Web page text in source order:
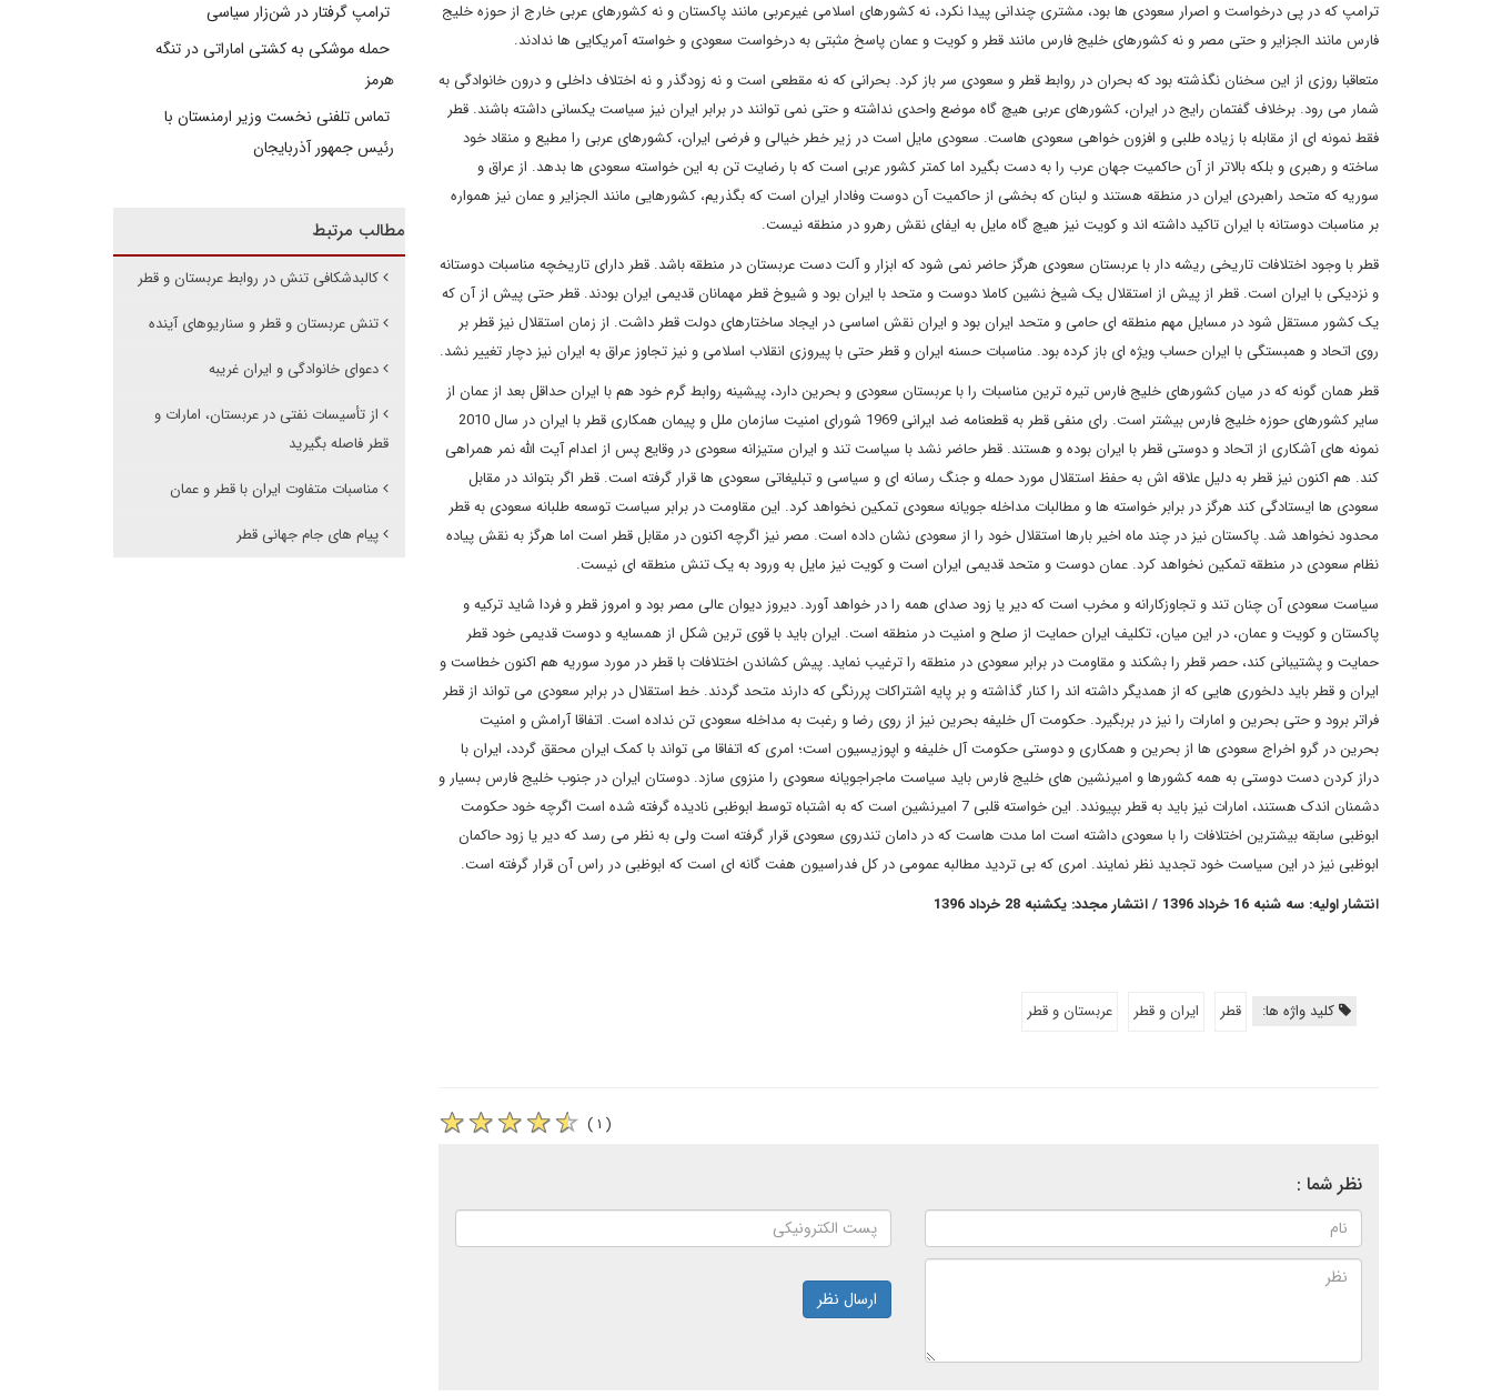
ترامپ که در پی درخواست و اصرار سعودی ها بود، مشتری چندانی پیدا نکرد، نه کشورهای اسلامی غیرعربی مانند پاکستان و نه کشورهای عربی خارج از حوزه خلیج
فارس مانند الجزایر و حتی مصر و نه کشورهای خلیج فارس مانند قطر و کویت و عمان پاسخ مثبتی به درخواست سعودی و خواسته آمریکایی ها ندادند.
متعاقبا روزی از این سخنان نگذشته بود که بحران در روابط قطر و سعودی سر باز کرد. بحرانی که نه مقطعی است و نه زودگذر و نه اختلاف داخلی و درون خانوادگی به
شمار می رود. برخلاف گفتمان رایج در ایران، کشورهای عربی هیچ گاه موضع واحدی نداشته و حتی نمی توانند در برابر ایران نیز سیاست یکسانی داشته باشند. قطر
فقط نمونه ای از مقابله با زیاده طلبی و افزون خواهی سعودی هاست. سعودی مایل است در زیر خطر خیالی و فرضی ایران، کشورهای عربی را مطیع و منقاد خود
ساخته و رهبری و بلکه بالاتر از آن حاکمیت جهان عرب را به دست بگیرد اما کمتر کشور عربی است که با رضایت تن به این خواسته سعودی ها بدهد. از عراق و
سوریه که متحد راهبردی ایران در منطقه هستند و لبنان که بخشی از حاکمیت آن دوست وفادار ایران است که بگذریم، کشورهایی مانند الجزایر و عمان نیز همواره
بر مناسبات دوستانه با ایران تاکید داشته اند و کویت نیز هیچ گاه مایل به ایفای نقش رهرو در منطقه نیست.
قطر با وجود اختلافات تاریخی ریشه دار با عربستان سعودی هرگز حاضر نمی شود که ابزار و آلت دست عربستان در منطقه باشد. قطر دارای تاریخچه مناسبات دوستانه
و نزدیکی با ایران است. قطر از پیش از استقلال یک شیخ نشین کاملا دوست و متحد با ایران بود و شیوخ قطر مهمانان قدیمی ایران بودند. قطر حتی پیش از آن که
یک کشور مستقل شود در مسایل مهم منطقه ای حامی و متحد ایران بود و ایران نقش اساسی در ایجاد ساختارهای دولت قطر داشت. از زمان استقلال نیز قطر بر
روی اتحاد و همبستگی با ایران حساب ویژه ای باز کرده بود. مناسبات حسنه ایران و قطر حتی با پیروزی انقلاب اسلامی و نیز تجاوز عراق به ایران نیز دچار تغییر نشد.
قطر همان گونه که در میان کشورهای خلیج فارس تیره ترین مناسبات را با عربستان سعودی و بحرین دارد، پیشینه روابط گرم خود هم با ایران حداقل بعد از عمان از
سایر کشورهای حوزه خلیج فارس بیشتر است. رای منفی قطر به قطعنامه ضد ایرانی 1969 شورای امنیت سازمان ملل و پیمان همکاری قطر با ایران در سال 2010
نمونه های آشکاری از اتحاد و دوستی قطر با ایران بوده و هستند. قطر حاضر نشد با سیاست تند و ایران ستیزانه سعودی در وقایع پس از اعدام آیت الله نمر همراهی
کند. هم اکنون نیز قطر به دلیل علاقه اش به حفظ استقلال مورد حمله و جنگ رسانه ای و سیاسی و تبلیغاتی سعودی ها قرار گرفته است. قطر اگر بتواند در مقابل
سعودی ها ایستادگی کند هرگز در برابر خواسته ها و مطالبات مداخله جویانه سعودی تمکین نخواهد کرد. این مقاومت در برابر سیاست توسعه طلبانه سعودی به قطر
محدود نخواهد شد. پاکستان نیز در چند ماه اخیر بارها استقلال خود را از سعودی نشان داده است. مصر نیز اگرچه اکنون در مقابل قطر است اما هرگز به نقش پیاده
نظام سعودی در منطقه تمکین نخواهد کرد. عمان دوست و متحد قدیمی ایران است و کویت نیز مایل به ورود به یک تنش منطقه ای نیست.
سیاست سعودی آن چنان تند و تجاوزکارانه و مخرب است که دیر یا زود صدای همه را در خواهد آورد. دیروز دیوان عالی مصر بود و امروز قطر و فردا شاید ترکیه و
پاکستان و کویت و عمان، در این میان، تکلیف ایران حمایت از صلح و امنیت در منطقه است. ایران باید با قوی ترین شکل از همسایه و دوست قدیمی خود قطر
حمایت و پشتیبانی کند، حصر قطر را بشکند و مقاومت در برابر سعودی در منطقه را ترغیب نماید. پیش کشاندن اختلافات با قطر در مورد سوریه هم اکنون خطاست و
ایران و قطر باید دلخوری هایی که از همدیگر داشته اند را کنار گذاشته و بر پایه اشتراکات پررنگی که دارند متحد گردند. خط استقلال در برابر سعودی می تواند از قطر
فراتر برود و حتی بحرین و امارات را نیز در بربگیرد. حکومت آل خلیفه بحرین نیز از روی رضا و رغبت به مداخله سعودی تن نداده است. اتفاقا آرامش و امنیت
بحرین در گرو اخراج سعودی ها از بحرین و همکاری و دوستی حکومت آل خلیفه و اپوزیسیون است؛ امری که اتفاقا می تواند با کمک ایران محقق گردد، ایران با
دراز کردن دست دوستی به همه کشورها و امیرنشین های خلیج فارس باید سیاست ماجراجویانه سعودی را منزوی سازد. دوستان ایران در جنوب خلیج فارس بسیار و
دشمنان اندک هستند، امارات نیز باید به قطر بپیوندد. این خواسته قلبی 7 امیرنشین است که به اشتباه توسط ابوظبی نادیده گرفته شده است اگرچه خود حکومت
ابوظبی سابقه بیشترین اختلافات را با سعودی داشته است اما مدت هاست که در دامان تندروی سعودی قرار گرفته است ولی به نظر می رسد که دیر یا زود حاکمان
ابوظبی نیز در این سیاست خود تجدید نظر نمایند. امری که بی تردید مطالبه عمومی در کل فدراسیون هفت گانه ای است که ابوظبی در راس آن قرار گرفته است.
انتشار اولیه: سه شنبه 16 خرداد 1396 / انتشار مجدد: یکشنبه 28 خرداد 1396
کلید واژه ها: قطر ایران و قطر عربستان و قطر
( ۱ )
نظر شما :
ارسال نظر
ترامپ گرفتار در شن‌زار سیاسی
حمله موشکی به کشتی اماراتی در تنگه
هرمز
تماس تلفنی نخست وزیر ارمنستان با
رئیس جمهور آذربایجان
مطالب مرتبط
کالبدشکافی تنش در روابط عربستان و قطر
تنش عربستان و قطر و سناریوهای آینده
دعوای خانوادگی و ایران غریبه
از تأسیسات نفتی در عربستان، امارات و
قطر فاصله بگیرید
مناسبات متفاوت ایران با قطر و عمان
پیام های جام جهانی قطر